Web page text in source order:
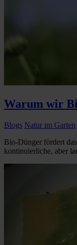
Warum wir
Blogs Natur im Garten
Bio-Dünger fördert
kontinuierliche, aber